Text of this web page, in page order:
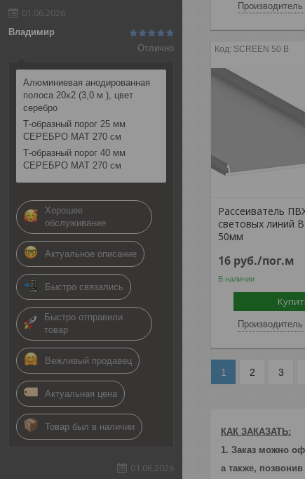
01.06.2026
Владимир
Отлично
Алюминиевая анодированная
полоса 20х2 (3,0 м ), цвет
серебро
Т-образный порог 25 мм
СЕРЕБРО МАТ 270 см
Т-образный порог 40 мм
СЕРЕБРО МАТ 270 см
Хорошее
обслуживание
Актуальное описание
Быстро связались
Быстро отправили
товар
Вежливый продавец
Актуальная цена
Товар был в наличии
01.06.2026
Производитель
SCREEN 50 В
Рассеиватель
световых линий
50мм
16 руб./пог.м
В наличии
Производитель
1 2 3
КАК ЗАКАЗАТЬ:
1. Заказ можно
а также,